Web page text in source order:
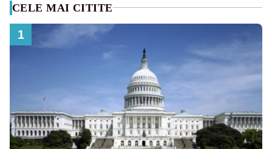
CELE MAI CITITE
1